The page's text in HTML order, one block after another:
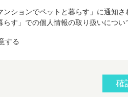
ションでペットと暮らす」に通知さ
らす」での個人情報の取り扱いについ
する